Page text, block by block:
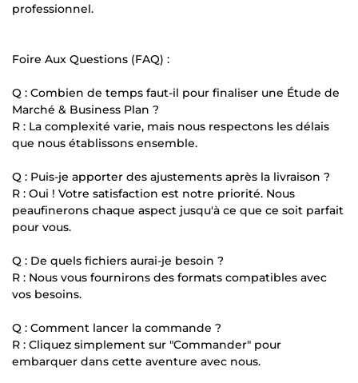
professionnel.
Foire Aux Questions (FAQ) :
Q : Combien de temps faut-il pour finaliser une Étude de
Marché & Business Plan ?
R : La complexité varie, mais nous respectons les délais
que nous établissons ensemble.
Q : Puis-je apporter des ajustements après la livraison ?
R : Oui ! Votre satisfaction est notre priorité. Nous
peaufinerons chaque aspect jusqu'à ce que ce soit parfait
pour vous.
Q : De quels fichiers aurai-je besoin ?
R : Nous vous fournirons des formats compatibles avec
vos besoins.
Q : Comment lancer la commande ?
R : Cliquez simplement sur "Commander" pour
embarquer dans cette aventure avec nous.